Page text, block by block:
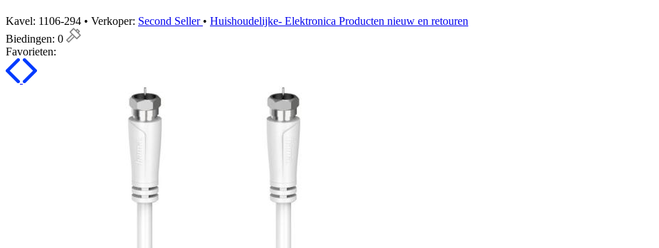
Kavel: 1106-294 • Verkoper: Second Seller • Huishoudelijke- Elektronica Producten nieuw en retouren
Biedingen: 0
Favorieten: